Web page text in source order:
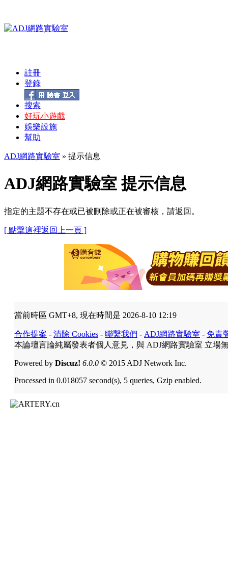
註冊
登錄
搜索
好玩小遊戲
娛樂設施
幫助
ADJ網路實驗室 » 提示信息
ADJ網路實驗室 提示信息
指定的主題不存在或已被刪除或正在被審核，請返回。
[ 點擊這裡返回上一頁 ]
當前時區 GMT+8, 現在時間是 2026-8-10 12:19
合作提案 - 清除 Cookies - 聯繫我們 - ADJ網路實驗室 - 免責
本論壇言論純屬發表者個人意見，與 ADJ網路實驗室 立場
Powered by Discuz! 6.0.0 © 2015 ADJ Network Inc.
Processed in 0.018057 second(s), 5 queries, Gzip enabled.